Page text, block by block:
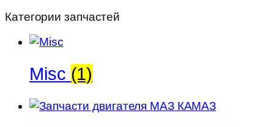
Категории запчастей
Misc (1)